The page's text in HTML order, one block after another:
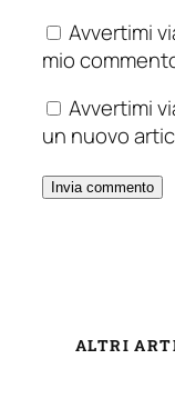
Avvertimi
mio
Avvertimi
un nuovo
ALTRI